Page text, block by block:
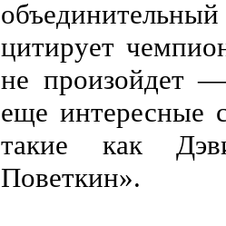
цитирует
не произойдет
еще интересные
такие как
Поветкин».